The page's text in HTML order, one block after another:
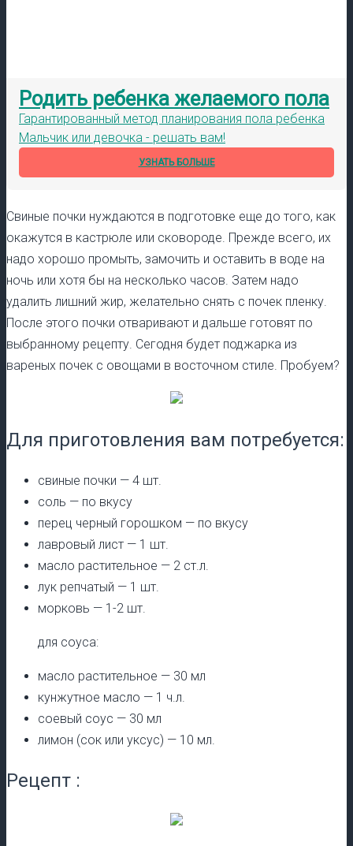
Родить ребенка желаемого пола
Гарантированный метод планирования пола ребенка
Мальчик или девочка - решать вам!
УЗНАТЬ БОЛЬШЕ
Свиные почки нуждаются в подготовке еще до того, как
окажутся в кастрюле или сковороде. Прежде всего, их
надо хорошо промыть, замочить и оставить в воде на
ночь или хотя бы на несколько часов. Затем надо
удалить лишний жир, желательно снять с почек пленку.
После этого почки отваривают и дальше готовят по
выбранному рецепту. Сегодня будет поджарка из
вареных почек с овощами в восточном стиле. Пробуем?
Для приготовления вам потребуется:
свиные почки — 4 шт.
соль — по вкусу
перец черный горошком — по вкусу
лавровый лист — 1 шт.
масло растительное — 2 ст.л.
лук репчатый — 1 шт.
морковь — 1-2 шт.
для соуса:
масло растительное — 30 мл
кунжутное масло — 1 ч.л.
соевый соус — 30 мл
лимон (сок или уксус) — 10 мл.
Рецепт :